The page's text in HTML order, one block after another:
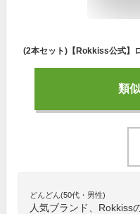
類
どんどん(50代・男性)
人気ブランド、Rokkiss